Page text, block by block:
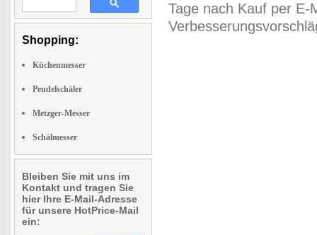
Shopping:
Küchenmesser
Pendelschäler
Metzger-Messer
Schälmesser
Bleiben Sie mit uns im
Kontakt und tragen Sie
hier Ihre E-Mail-Adresse
für unsere HotPrice-Mail
ein:
Tage nach Kauf per E-